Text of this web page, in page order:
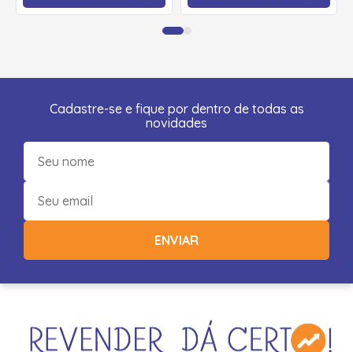
Cadastre-se e fique por dentro de todas as
novidades
ENVIAR